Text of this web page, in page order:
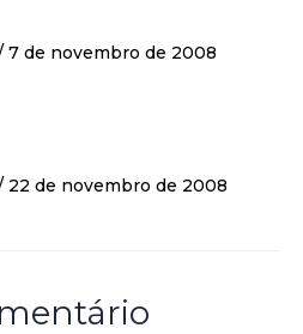
7 de novembro de 2008
22 de novembro de 2008